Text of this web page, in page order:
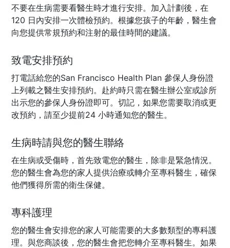
不要在生病需要看醫生時才進行安排。加入計劃後，在
120 日內安排一次體檢預約。根據您孩子的年齡，醫生會
向您提供常規預約和注射的最佳時間的建議。
致電安排預約
打電話給您的San Francisco Health Plan 參保人身份證
上列載之醫生安排預約。赴約時只需在醫生辦公室或診所
出示您的參保人身份證即可。切記，如果您需要取消或更
改預約，請至少提前24 小時通知您的醫生。
生病時請與您的醫生聯絡
在生病或受傷時，首先致電您的醫生，除非是緊急情況。
您的醫生會為您的家人提供治療或轉介至專科醫生，確保
他們獲得所需的衛生保健。
專科護理
您的醫生會安排您的家人可能需要的大多數類型的專科護
理。與您商談後，您的醫生會把您轉介至專科醫生。如果